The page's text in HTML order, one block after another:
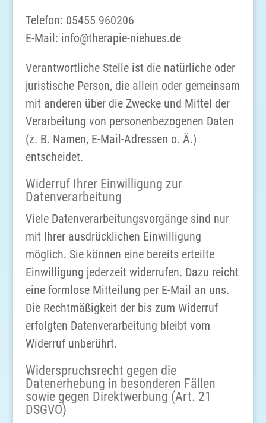
Telefon: 05455 960206
E-Mail: info@therapie-niehues.de
Verantwortliche Stelle ist die natürliche oder
juristische Person, die allein oder gemeinsam
mit anderen über die Zwecke und Mittel der
Verarbeitung von personenbezogenen Daten
(z. B. Namen, E-Mail-Adressen o. Ä.)
entscheidet.
Widerruf Ihrer Einwilligung zur
Datenverarbeitung
Viele Datenverarbeitungsvorgänge sind nur
mit Ihrer ausdrücklichen Einwilligung
möglich. Sie können eine bereits erteilte
Einwilligung jederzeit widerrufen. Dazu reicht
eine formlose Mitteilung per E-Mail an uns.
Die Rechtmäßigkeit der bis zum Widerruf
erfolgten Datenverarbeitung bleibt vom
Widerruf unberührt.
Widerspruchsrecht gegen die
Datenerhebung in besonderen Fällen
sowie gegen Direktwerbung (Art. 21
DSGVO)